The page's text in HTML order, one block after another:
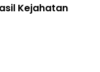
Kejahatan